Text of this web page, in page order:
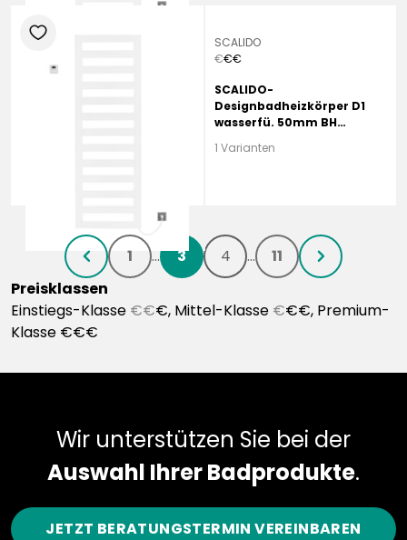
heart
SCALIDO
€€€
SCALIDO-
Designbadheizkörper D1
wasserfü. 50mm BH
Anthracite
1 Varianten
chevronLeft 1 ... 3 4 ... 11 chevronRight
Preisklassen
Einstiegs-Klasse €€€, Mittel-Klasse €€€, Premium-
Klasse €€€
Wir unterstützen Sie bei der
Auswahl Ihrer Badprodukte.
JETZT BERATUNGSTERMIN VEREINBAREN